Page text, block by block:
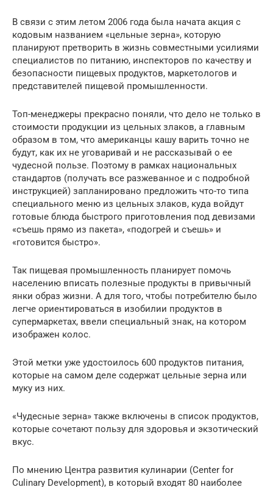
В связи с этим летом 2006 года была начата акция с
кодовым названием «цельные зерна», которую
планируют претворить в жизнь совместными усилиями
специалистов по питанию, инспекторов по качеству и
безопасности пищевых продуктов, маркетологов и
представителей пищевой промышленности.
Топ-менеджеры прекрасно поняли, что дело не только в
стоимости продукции из цельных злаков, а главным
образом в том, что американцы кашу варить точно не
будут, как их не уговаривай и не рассказывай о ее
чудесной пользе. Поэтому в рамках национальных
стандартов (получать все разжеванное и с подробной
инструкцией) запланировано предложить что-то типа
специального меню из цельных злаков, куда войдут
готовые блюда быстрого приготовления под девизами
«съешь прямо из пакета», «подогрей и съешь» и
«готовится быстро».
Так пищевая промышленность планирует помочь
населению вписать полезные продукты в привычный
янки образ жизни. А для того, чтобы потребителю было
легче ориентироваться в изобилии продуктов в
супермаркетах, ввели специальный знак, на котором
изображен колос.
Этой метки уже удостоилось 600 продуктов питания,
которые на самом деле содержат цельные зерна или
муку из них.
«Чудесные зерна» также включены в список продуктов,
которые сочетают пользу для здоровья и экзотический
вкус.
По мнению Центра развития кулинарии (Center for
Culinary Development), в который входят 80 наиболее